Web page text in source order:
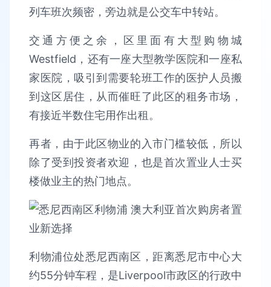
列车班次频密，旁边就是公交车中转站。
交通方便之余，区里面有大型购物城
Westfield，还有一座大型教学医院和一座私
家医院，吸引到需要轮班工作的医护人员搬
到这区居住，从而催旺了此区的租务市场，
有接近半数住宅用作出租。
再者，由于此区物业的入市门槛较低，所以
除了受到投资者欢迎，也是首次置业人士买
楼做业主的热门地点。
利物浦位处悉尼西南区，距离悉尼市中心大
约55分钟车程，是Liverpool市政区的行政中